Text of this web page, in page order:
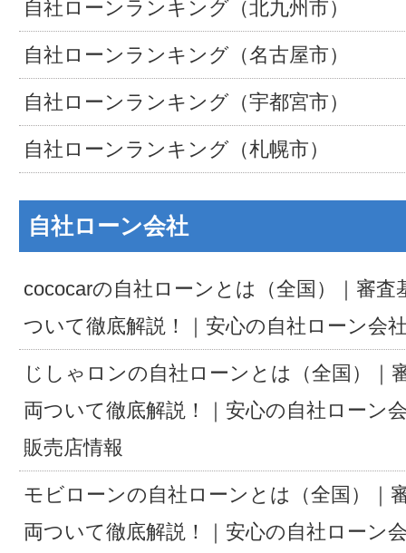
自社ローンランキング（北九州市）
自社ローンランキング（名古屋市）
自社ローンランキング（宇都宮市）
自社ローンランキング（札幌市）
自社ローン会社
cococarの自社ローンとは（全国）｜審査
ついて徹底解説！｜安心の自社ローン会
じしゃロンの自社ローンとは（全国）｜
両ついて徹底解説！｜安心の自社ローン
販売店情報
モビローンの自社ローンとは（全国）｜
両ついて徹底解説！｜安心の自社ローン